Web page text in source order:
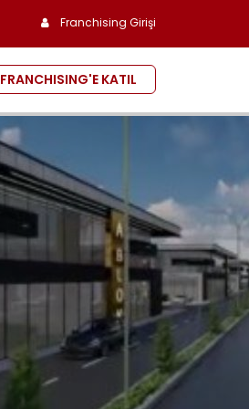
Franchising Girişi
FRANCHISING'E KATIL